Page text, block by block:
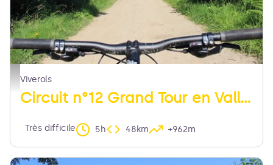
chemin - MDT LF
Viverols
Circuit n°12 Grand Tour en Vallée de l’Ance
Très difficile 5h 48km +962m